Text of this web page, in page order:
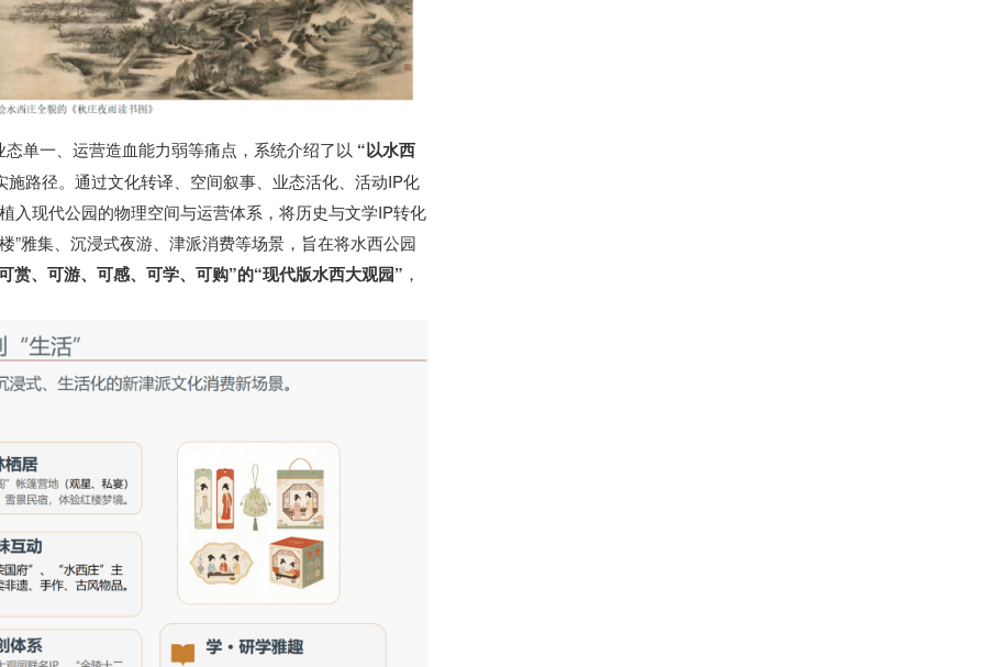
单一、运营造血能力弱等痛点，系统介绍了以 “以水西
施路径。通过文化转译、空间叙事、业态活化、活动IP化
入现代公园的物理空间与运营体系，将历史与文学IP转化
”雅集、沉浸式夜游、津派消费等场景，旨在将水西公园
赏、可游、可感、可学、可购”的“现代版水西大观园” ，